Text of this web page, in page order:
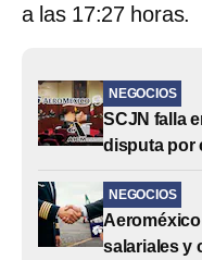
a las 17:27 horas.
NEGOCIOS
SCJN falla
disputa por
NEGOCIOS
salariales y